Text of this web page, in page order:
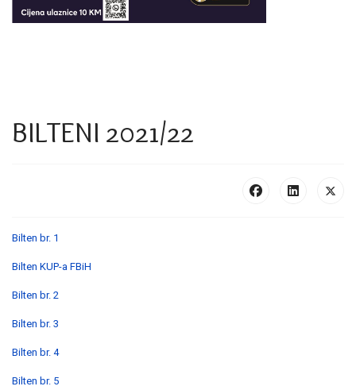
BILTENI 2021/22
Bilten br. 1
Bilten KUP-a FBiH
Bilten br. 2
Bilten br. 3
Bilten br. 4
Bilten br. 5